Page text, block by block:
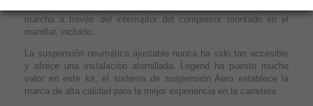
marcha a través del interruptor del compresor montado en el
manillar, incluido.
La suspensión neumática ajustable nunca ha sido tan accesible
y ofrece una instalación atornillada. Legend ha puesto mucho
valor en este kit, el sistema de suspensión Aero establece la
marca de alta calidad para la mejor experiencia en la carretera.